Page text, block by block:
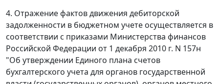
4. Отражение фактов движения дебиторской
задолженности в бюджетном учете осуществляется в
соответствии с приказами Министерства финансов
Российской Федерации от 1 декабря 2010 г. N 157н
"Об утверждении Единого плана счетов
бухгалтерского учета для органов государственной